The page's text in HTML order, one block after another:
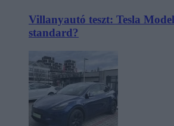
Villanyautó teszt: Tesla
standard?